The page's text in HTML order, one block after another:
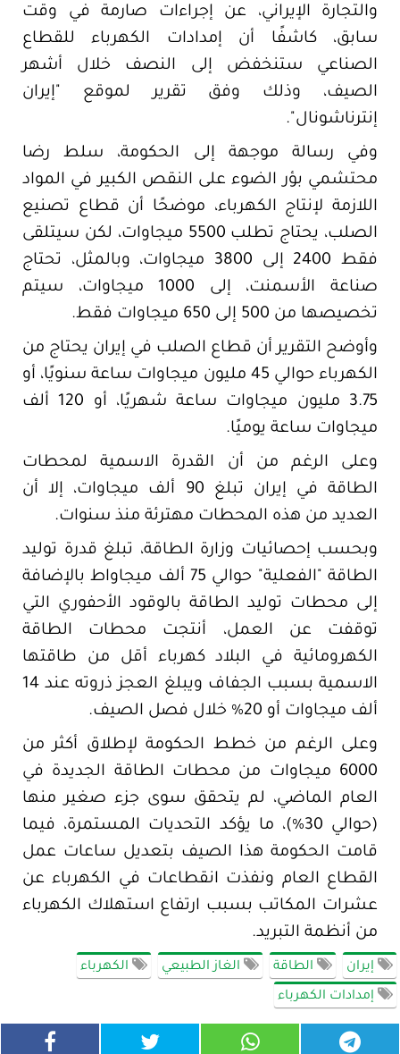
والتجارة الإيراني، عن إجراءات صارمة في وقت
سابق، كاشفًا أن إمدادات الكهرباء للقطاع
الصناعي ستنخفض إلى النصف خلال أشهر
الصيف، وذلك وفق تقرير لموقع "إيران
إنترناشونال".
وفي رسالة موجهة إلى الحكومة، سلط رضا
محتشمي بؤر الضوء على النقص الكبير في المواد
اللازمة لإنتاج الكهرباء، موضحًا أن قطاع تصنيع
الصلب، يحتاج تطلب 5500 ميجاوات، لكن سيتلقى
فقط 2400 إلى 3800 ميجاوات، وبالمثل، تحتاج
صناعة الأسمنت، إلى 1000 ميجاوات، سيتم
تخصيصها من 500 إلى 650 ميجاوات فقط.
وأوضح التقرير أن قطاع الصلب في إيران يحتاج من
الكهرباء حوالي 45 مليون ميجاوات ساعة سنويًا، أو
3.75 مليون ميجاوات ساعة شهريًا، أو 120 ألف
ميجاوات ساعة يوميًا.
وعلى الرغم من أن القدرة الاسمية لمحطات
الطاقة في إيران تبلغ 90 ألف ميجاوات، إلا أن
العديد من هذه المحطات مهترئة منذ سنوات.
وبحسب إحصائيات وزارة الطاقة، تبلغ قدرة توليد
الطاقة "الفعلية" حوالي 75 ألف ميجاواط بالإضافة
إلى محطات توليد الطاقة بالوقود الأحفوري التي
توقفت عن العمل، أنتجت محطات الطاقة
الكهرومائية في البلاد كهرباء أقل من طاقتها
الاسمية بسبب الجفاف ويبلغ العجز ذروته عند 14
ألف ميجاوات أو 20% خلال فصل الصيف.
وعلى الرغم من خطط الحكومة لإطلاق أكثر من
6000 ميجاوات من محطات الطاقة الجديدة في
العام الماضي، لم يتحقق سوى جزء صغير منها
(حوالي 30%)، ما يؤكد التحديات المستمرة، فيما
قامت الحكومة هذا الصيف بتعديل ساعات عمل
القطاع العام ونفذت انقطاعات في الكهرباء عن
عشرات المكاتب بسبب ارتفاع استهلاك الكهرباء
من أنظمة التبريد.
إيران الطاقة الغاز الطبيعي الكهرباء
إمدادات الكهرباء